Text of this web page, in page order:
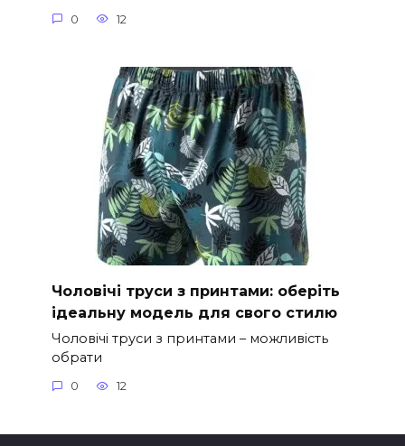
0 12
Чоловічі труси з принтами: оберіть
ідеальну модель для свого стилю
Чоловічі труси з принтами – можливість
обрати
0 12